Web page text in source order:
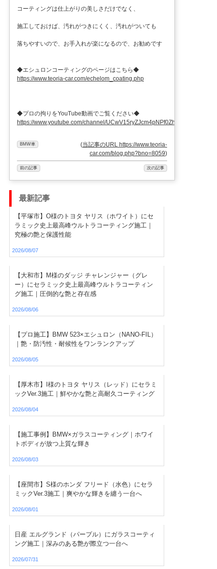
コーティングは仕上がりの美しさだけでなく、
施工しておけば、汚れがつきにくく、汚れがついても
落ちやすいので、お手入れが楽になるので、お勧めです
◆エシュロンコーティングのページはこちら◆
https://www.teoria-car.com/echelom_coating.php
◆プロの拘りをYouTube動画でご覧ください◆
https://www.youtube.com/channel/UCwV15ryZJcm4pNPf0ZhXu9g
BMW車 (当記事のURL https://www.teoria-
car.com/blog.php?bno=8059)
前の記事 次の記事
最新記事
【平塚市】O様のトヨタ ヤリス（ホワイト）にセ
ラミック史上最高峰ウルトラコーティング施工｜
究極の艶と保護性能
2026/08/07
【大和市】M様のダッジ チャレンジャー（グレ
ー）にセラミック史上最高峰ウルトラコーティン
グ施工｜圧倒的な艶と存在感
2026/08/06
【プロ施工】BMW 523×エシュロン（NANO-FIL）
｜艶・防汚性・耐候性をワンランクアップ
2026/08/05
【厚木市】I様のトヨタ ヤリス（レッド）にセラミ
ックVer.3施工｜鮮やかな艶と高耐久コーティング
2026/08/04
【施工事例】BMW×ガラスコーティング｜ホワイ
トボディが放つ上質な輝き
2026/08/03
【座間市】S様のホンダ フリード（水色）にセラ
ミックVer.3施工｜爽やかな輝きを纏う一台へ
2026/08/01
日産 エルグランド（パープル）にガラスコーティ
ング施工｜深みのある艶が際立つ一台へ
2026/07/31